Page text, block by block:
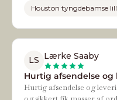
Houston tyngdebamse
LS Lærke Saaby
Hurtig afsendelse og
Hurtig afsendelse og